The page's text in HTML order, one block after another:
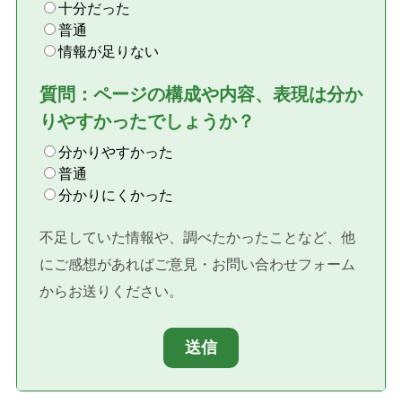
十分だった
普通
情報が足りない
質問：ページの構成や内容、表現は分か
りやすかったでしょうか？
分かりやすかった
普通
分かりにくかった
不足していた情報や、調べたかったことなど、他
にご感想があればご意見・お問い合わせフォーム
からお送りください。
送信